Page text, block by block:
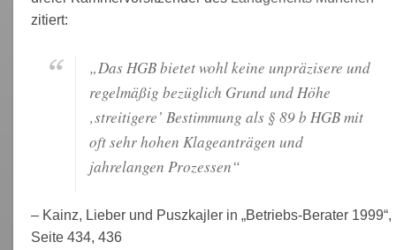
zitiert:
„Das HGB bietet wohl keine unpräzisere und
regelmäßig bezüglich Grund und Höhe
‚streitigere’ Bestimmung als § 89 b HGB mit
oft sehr hohen Klageanträgen und
jahrelangen Prozessen“
– Kainz, Lieber und Puszkajler in „Betriebs-Berater 1999“,
Seite 434, 436